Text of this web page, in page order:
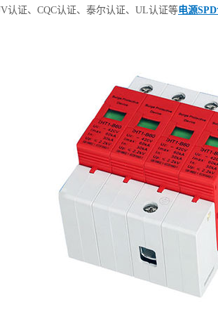
认证、CQC认证、泰尔认证、UL认证等电源